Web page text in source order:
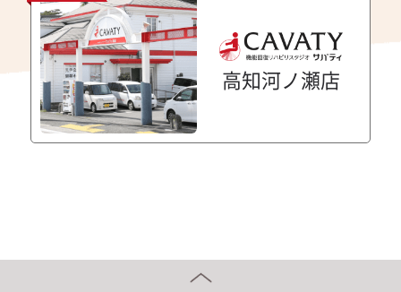
高知河ノ瀬店